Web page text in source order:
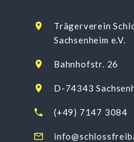
Trägerverein
Sachsenheim e.V.
Bahnhofstr. 26
D-74343
(+49) 7147 3084